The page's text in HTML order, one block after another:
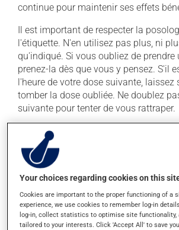
continue pour maintenir ses effets
Il est important de respecter la
l'étiquette. N'en utilisez pas plus, ni
qu'indiqué. Si vous oubliez de prendre
prenez-la dès que vous y pensez. S'il
l'heure de votre dose suivante, laissez
tomber la dose oubliée. Ne doublez
suivante pour tenter de vous rattraper.
Ce médicament doit être pris avec un
verre d'eau. Évitez de prendre du
jus de pamplemousse durant tout
pamplemousse peut sensiblement
votre médicament.
Effets indésirables
Your choices regarding cookies on this
Cookies are important to the proper functioning of a
experience, we use cookies to remember log-in
log-in, collect statistics to optimise site functionality,
tailored to your interests. Click 'Accept All' to save